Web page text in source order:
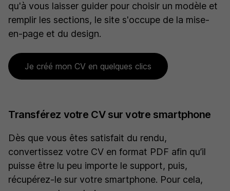
qu'à vous laisser guider pour choisir un modèle et
remplir les sections, le site s'occupe de la mise-
en-page et du design.
Je créé mon CV en quelques clics
Transférez votre CV sur votre smartphone
Dès que vous êtes satisfait du rendu,
convertissez votre CV en format PDF afin qu’il
puisse être lu peu importe le support, puis,
récupérez-le sur votre smartphone. Pour cela,